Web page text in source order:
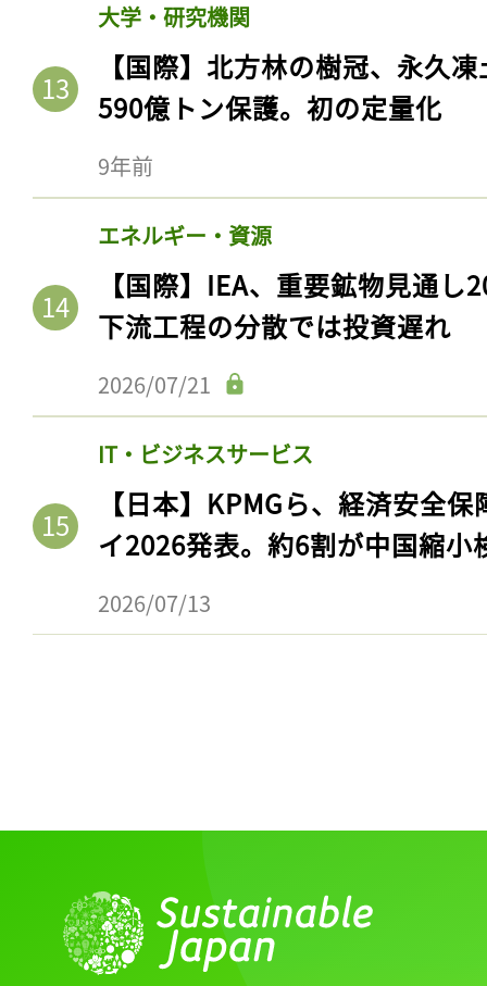
大学・研究機関
【国際】北方林の樹冠、永久
590億トン保護。初の定量化
9年前
エネルギー・資源
【国際】IEA、重要鉱物見通
下流工程の分散では投資遅れ
2026/07/21
IT・ビジネスサービス
【日本】KPMGら、経済安全
イ2026発表。約6割が中国縮小
2026/07/13